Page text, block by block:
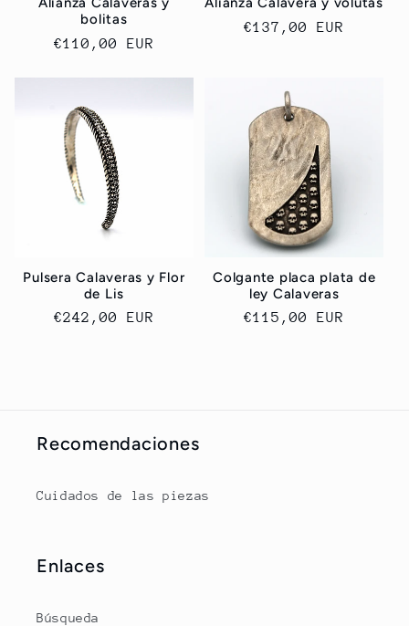
bolitas
Precio
€110,00 EUR
Precio
€137,00 EUR
Pulsera Calaveras y Flor
de Lis
Precio
€242,00 EUR
Colgante placa plata de
ley Calaveras
Precio
€115,00 EUR
Recomendaciones
Cuidados de las piezas
Enlaces
Búsqueda